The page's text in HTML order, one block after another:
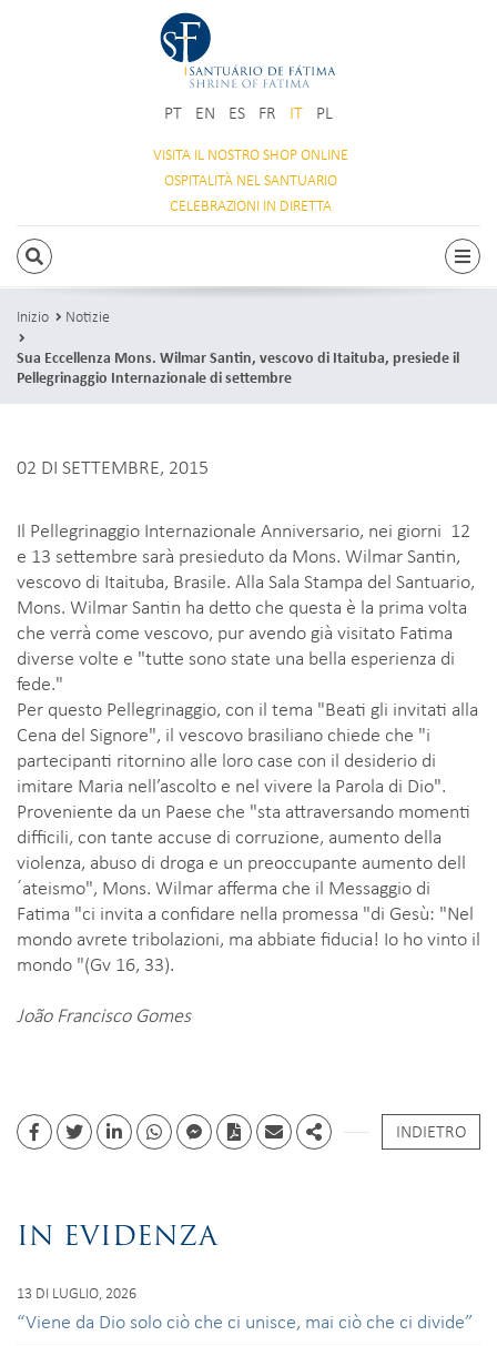
PT EN ES FR IT PL
VISITA IL NOSTROSHOP ONLINE
OSPITALITÀ NEL SANTUARIO
CELEBRAZIONI IN DIRETTA
RICERCA
Inizio
Notizie
Sua Eccellenza Mons. Wilmar Santin, vescovo di Itaituba, presiede il
Pellegrinaggio Internazionale di settembre
02 DI SETTEMBRE, 2015
Il Pellegrinaggio Internazionale Anniversario, nei giorni 12
e 13 settembre sarà presieduto da Mons. Wilmar Santin,
vescovo di Itaituba, Brasile. Alla Sala Stampa del Santuario,
Mons. Wilmar Santin ha detto che questa è la prima volta
che verrà come vescovo, pur avendo già visitato Fatima
diverse volte e "tutte sono state una bella esperienza di
fede."
Per questo Pellegrinaggio, con il tema "Beati gli invitati alla
Cena del Signore", il vescovo brasiliano chiede che "i
partecipanti ritornino alle loro case con il desiderio di
imitare Maria nell’ascolto e nel vivere la Parola di Dio".
Proveniente da un Paese che "sta attraversando momenti
difficili, con tante accuse di corruzione, aumento della
violenza, abuso di droga e un preoccupante aumento dell
´ateismo", Mons. Wilmar afferma che il Messaggio di
Fatima "ci invita a confidare nella promessa "di Gesù: "Nel
mondo avrete tribolazioni, ma abbiate fiducia! Io ho vinto il
mondo "(Gv 16, 33).
João Francisco Gomes
FacebookTwitterLinkedinwhatsappfacebook messenger
PDF EmailShare
INDIETRO
IN EVIDENZA
13 DI LUGLIO, 2026
“Viene da Dio solo ciò che ci unisce, mai ciò che ci divide”